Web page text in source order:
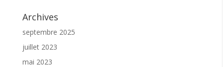
Archives
septembre 2025
juillet 2023
mai 2023